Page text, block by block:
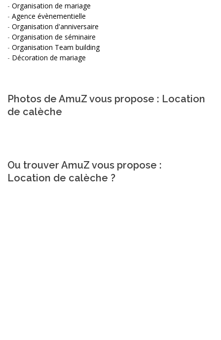
- Organisation de mariage
- Agence évènementielle
- Organisation d'anniversaire
- Organisation de séminaire
- Organisation Team building
- Décoration de mariage
Photos de AmuZ vous propose : Location
de calèche
Ou trouver AmuZ vous propose :
Location de calèche ?